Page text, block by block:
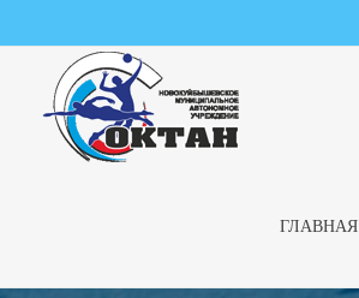
ГЛАВНАЯ